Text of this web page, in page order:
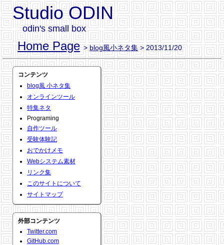
Studio ODIN
odin's small box
Home Page >blog風小ネタ集> 2013/11/20
コンテンツ
blog風 小ネタ集
オンラインツール
特集ネタ
Programing
自作ツール
受験体験記
おでかけメモ
Webシステム素材
リンク集
このサイトについて
サイトマップ
外部コンテンツ
Twitter.com
GitHub.com